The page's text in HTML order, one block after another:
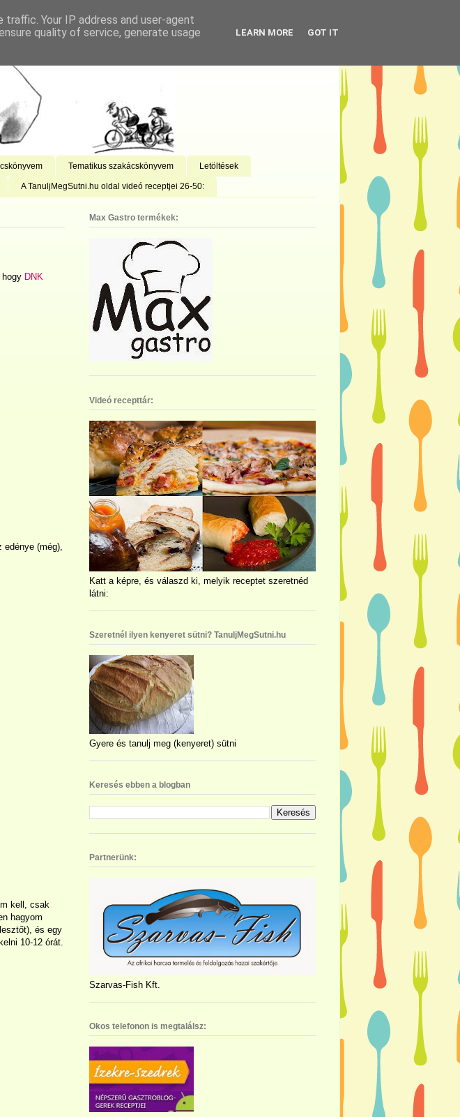
Tematikus szakácskönyvem Letöltések
A TanuljMegSutni.hu oldal videó receptjei 26-50:
DNK
(még),
kell, csak
hagyom
és egy
10-12 órát.
Max Gastro termékek:
Videó recepttár:
Katt a képre, és válaszd ki, melyik receptet szeretnéd
látni:
Szeretnél ilyen kenyeret sütni? TanuljMegSutni.hu
Gyere és tanulj meg (kenyeret) sütni
Keresés ebben a blogban
Partnerünk:
Szarvas-Fish Kft.
Okos telefonon is megtalálsz:
Your IP address and user-agent
quality of service, generate usage
LEARN MORE GOT IT